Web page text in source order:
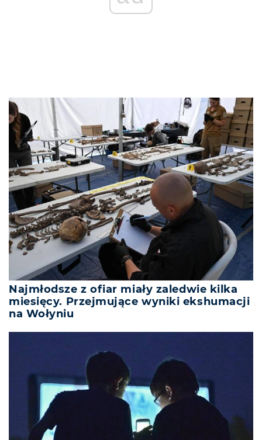
Najmłodsze z ofiar miały zaledwie kilka
miesięcy. Przejmujące wyniki ekshumacji
na Wołyniu